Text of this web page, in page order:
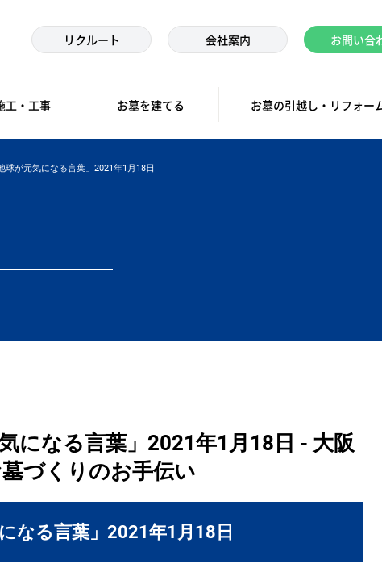
リクルート 会社案内 お問い合
工・工事 お墓を建てる お墓の引越し・リフォー
球が元気になる言葉」2021年1月18日
になる言葉」2021年1月18日 - 大阪
づくりのお手伝い
なる言葉」2021年1月18日